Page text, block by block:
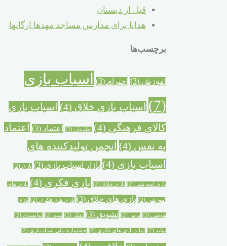
قبل از دبستان
هدایا برای مدارس مساجد مهدها ارگانها
برچسب‌ها
آموزش (3) احترام (3)
اسباب بازی
(7)
اسباب بازی خلاق (4)
اسباب بازی
کالای فرهنگی (4) اطمینان (2) اعتماد (3)
اعتماد
به نفس (4)
انجمن تولیدکننده های
اسباب بازی (4) بازار اسباب بازی (3) بازی (2)
بازی آموزشی (2) بازی خلاق (2) بازی فکری (4) بازی های
آموزشی (2) بازی های خلاق (3) بازی های فکری (2) بازی
هوشی (2) ترس (2) تشویق (3) تفکر (2) تنبیه (2) توانمندی (2)
تولید (2) تولید بازی های فکری (2) جشنواره ملی اسباب‌بازی (2)